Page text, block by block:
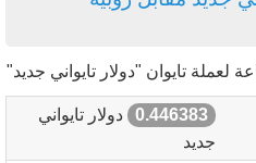
تايوان "دولار تايواني جديد"
0.446383
دولار تايواني
جديد